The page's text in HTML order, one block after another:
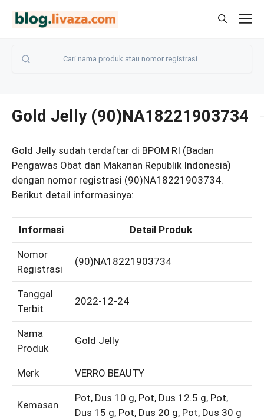
Gold Jelly (90)NA18221903734
Gold Jelly sudah terdaftar di BPOM RI (Badan
Pengawas Obat dan Makanan Republik Indonesia)
dengan nomor registrasi (90)NA18221903734.
Berikut detail informasinya:
Informasi Detail Produk
Nomor
Registrasi
(90)NA18221903734
Tanggal
Terbit
2022-12-24
Nama
Produk
Gold Jelly
Merk VERRO BEAUTY
Kemasan
Pot, Dus 10 g, Pot, Dus 12.5 g, Pot,
Dus 15 g, Pot, Dus 20 g, Pot, Dus 30 g